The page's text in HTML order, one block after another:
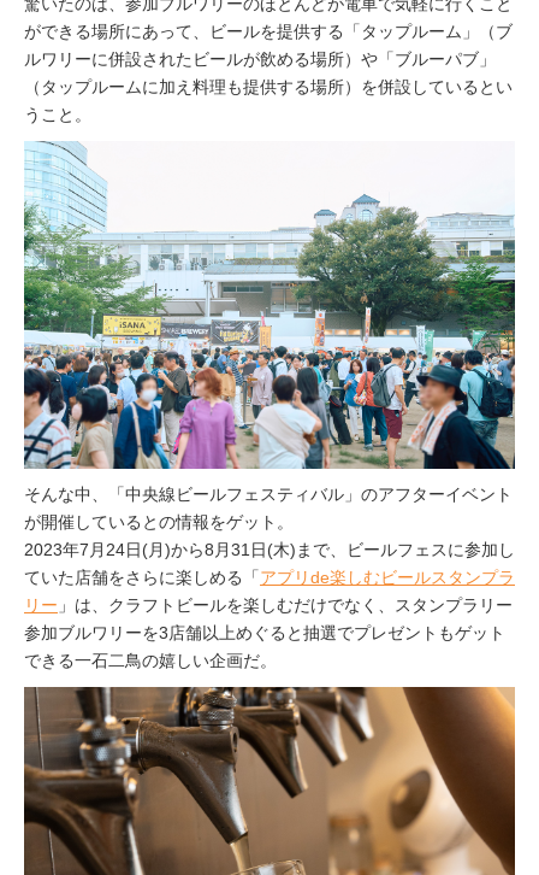
ができる場所にあって、ビールを提供する「タップルーム」（ブ
ルワリーに併設されたビールが飲める場所）や「ブルーパブ」
（タップルームに加え料理も提供する場所）を併設しているとい
うこと。
そんな中、「中央線ビールフェスティバル」のアフターイベント
が開催しているとの情報をゲット。
2023年7月24日(月)から8月31日(木)まで、ビールフェスに参加し
ていた店舗をさらに楽しめる「アプリde楽しむビールスタンプラ
リー 」は、クラフトビールを楽しむだけでなく、スタンプラリー
参加ブルワリーを3店舗以上めぐると抽選でプレゼントもゲット
できる一石二鳥の嬉しい企画だ。